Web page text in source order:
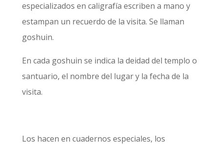
especializados en caligrafía escriben a mano y
estampan un recuerdo de la visita. Se llaman
goshuin.
En cada goshuin se indica la deidad del templo o
santuario, el nombre del lugar y la fecha de la
visita.
Los hacen en cuadernos especiales, los